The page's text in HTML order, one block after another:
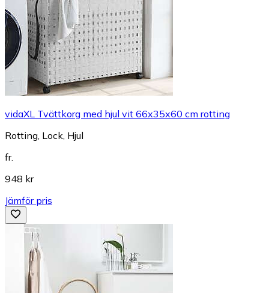
vidaXL Tvättkorg med hjul vit 66x35x60 cm rotting
Rotting, Lock, Hjul
fr.
948 kr
Jämför pris